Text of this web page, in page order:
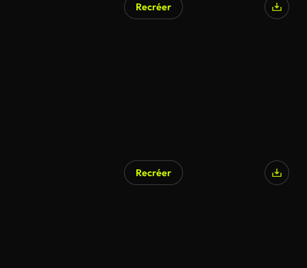
Recréer
Recréer